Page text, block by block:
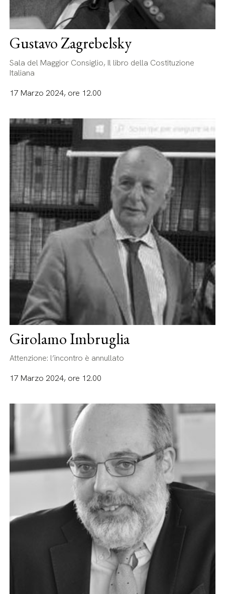
Gustavo Zagrebelsky
Sala del Maggior Consiglio, Il libro della Costituzione
Italiana
17 Marzo 2024, ore 12.00
Girolamo Imbruglia
Attenzione: l’incontro è annullato
17 Marzo 2024, ore 12.00